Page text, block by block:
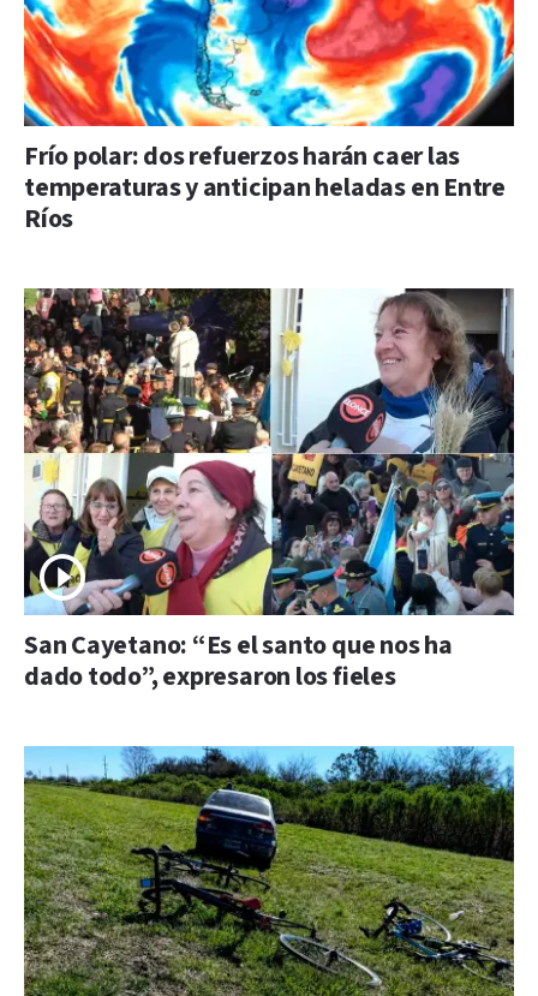
Frío polar: dos refuerzos harán caer las
temperaturas y anticipan heladas en Entre
Ríos
San Cayetano: “Es el santo que nos ha
dado todo”, expresaron los fieles